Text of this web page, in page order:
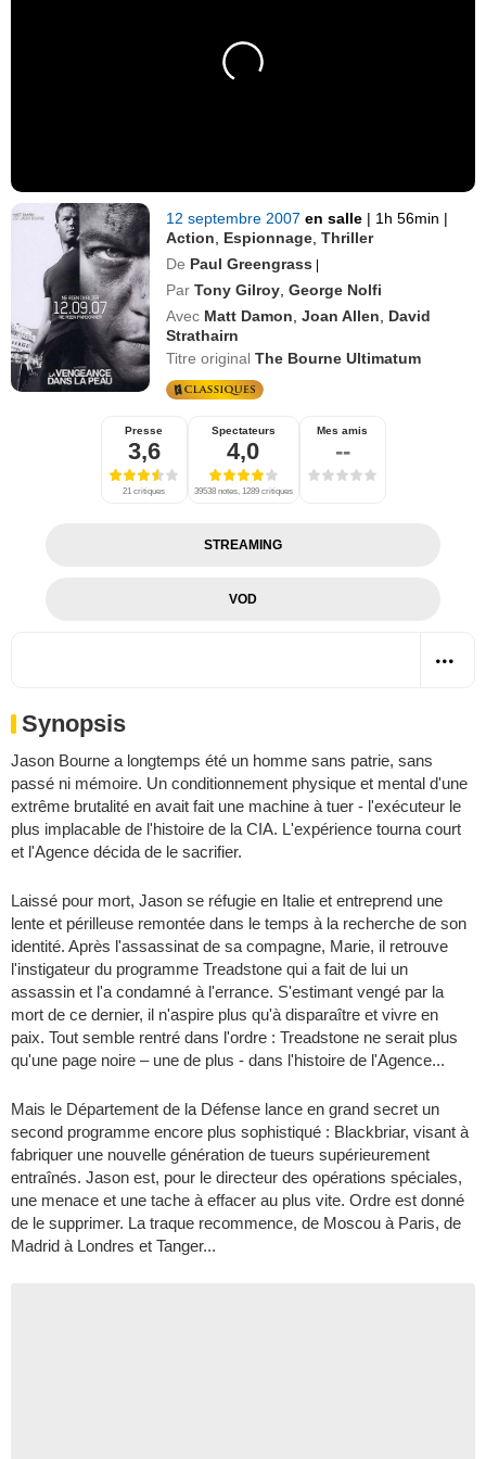
12 septembre 2007en salle | 1h 56min |
Action
Espionnage ,Thriller
De Paul Greengrass |
Par Tony Gilroy ,George Nolfi
Avec Matt Damon ,Joan Allen
David
Strathairn
Titre originalThe Bourne Ultimatum
Presse
3,6
21 critiques
Spectateurs
4,0
39538 notes, 1289 critiques
Mes amis
--
STREAMING
VOD
Synopsis
Jason Bourne a longtemps été un homme sans patrie, sans
passé ni mémoire. Un conditionnement physique et mental d'une
extrême brutalité en avait fait une machine à tuer - l'exécuteur le
plus implacable de l'histoire de la CIA. L'expérience tourna court
et l'Agence décida de le sacrifier.
Laissé pour mort, Jason se réfugie en Italie et entreprend une
lente et périlleuse remontée dans le temps à la recherche de son
identité. Après l'assassinat de sa compagne, Marie, il retrouve
l'instigateur du programme Treadstone qui a fait de lui un
assassin et l'a condamné à l'errance. S'estimant vengé par la
mort de ce dernier, il n'aspire plus qu'à disparaître et vivre en
paix. Tout semble rentré dans l'ordre : Treadstone ne serait plus
qu'une page noire – une de plus - dans l'histoire de l'Agence...
Mais le Département de la Défense lance en grand secret un
second programme encore plus sophistiqué : Blackbriar, visant à
fabriquer une nouvelle génération de tueurs supérieurement
entraînés. Jason est, pour le directeur des opérations spéciales,
une menace et une tache à effacer au plus vite. Ordre est donné
de le supprimer. La traque recommence, de Moscou à Paris, de
Madrid à Londres et Tanger...